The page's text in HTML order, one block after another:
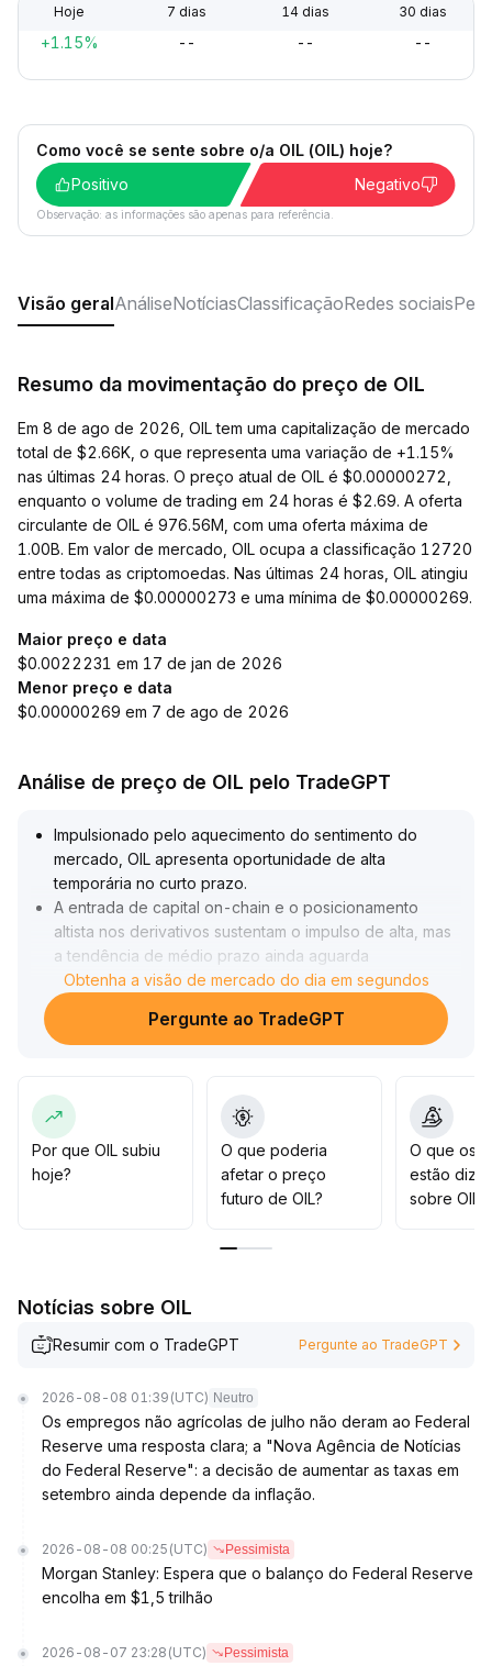
Hoje 7 dias 14 dias 30 dias
+1.15% -- -- --
Como você se sente sobre o/a OIL (OIL) hoje?
Positivo
Negativo
Observação: as informações são apenas para referência.
Visão geralAnáliseNotíciasClassificaçãoRedes sociais
Resumo da movimentação do preço de OIL
Em 8 de ago de 2026, OIL tem uma capitalização de mercado
total de $2.66K, o que representa uma variação de +1.15%
nas últimas 24 horas. O preço atual de OIL é $0.00000272,
enquanto o volume de trading em 24 horas é $2.69. A oferta
circulante de OIL é 976.56M, com uma oferta máxima de
1.00B. Em valor de mercado, OIL ocupa a classificação 12720
entre todas as criptomoedas. Nas últimas 24 horas, OIL atingiu
uma máxima de $0.00000273 e uma mínima de $0.00000269.
Maior preço e data
$0.0022231 em 17 de jan de 2026
Menor preço e data
$0.00000269 em 7 de ago de 2026
Análise de preço de OIL pelo TradeGPT
Impulsionado pelo aquecimento do sentimento do
mercado, OIL apresenta oportunidade de alta
temporária no curto prazo.
A entrada de capital on-chain e o posicionamento
altista nos derivativos sustentam o impulso de alta, mas
a tendência de médio prazo ainda aguarda
confirmação com aumento de volume
Recomenda-se uma gestão dinâmica da posição ao
redor dos suportes da faixa anterior; caso o preço
fortalecimento de médio prazo
Caso contrário, em cenário de volume fraco,
permanece o risco de correção.
Obtenha a visão de mercado do dia em segundos
Pergunte ao TradeGPT
Por que OIL subiu
hoje?
O que poderia
afetar o preço
futuro de OIL?
O que os
estão
sobre OIL?
Notícias sobre OIL
Resumir com o TradeGPT Pergunte ao TradeGPT
2026-08-08 01:39 (UTC) Neutro
Os empregos não agrícolas de julho não deram ao Federal
Reserve uma resposta clara; a "Nova Agência de Notícias
do Federal Reserve": a decisão de aumentar as taxas em
setembro ainda depende da inflação.
2026-08-08 00:25 (UTC) Pessimista
Morgan Stanley: Espera que o balanço do Federal Reserve
encolha em $1,5 trilhão
2026-08-07 23:28 (UTC) Pessimista